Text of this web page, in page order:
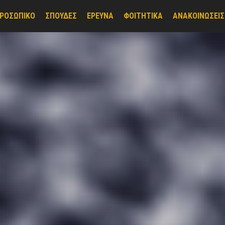
ΣΠΟΥΔΕΣ ΕΡΕΥΝΑ ΦΟΙΤΗΤΙΚΑ ΑΝΑΚΟΙΝΩΣΕΙΣ